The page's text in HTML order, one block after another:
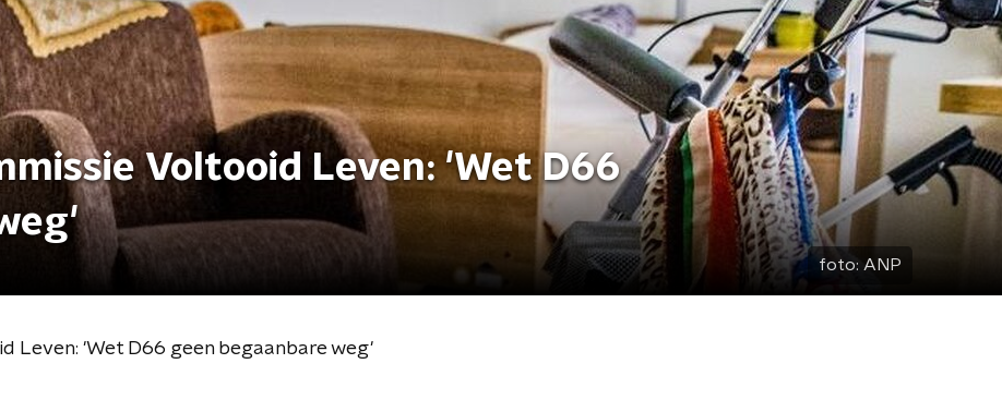
Voltooid Leven: 'Wet D66
foto: ANP
Leven: 'Wet D66 geen begaanbare weg'